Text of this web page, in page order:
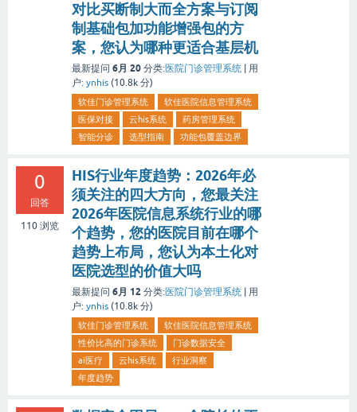
对比买断制大而全方案与订阅
制基础包加功能增强包的方
案，您认为哪种更适合基层机
最新提问 6月 20 分类:医院门诊管理系统
用
户: ynhis (10.8k 分)
软佳门诊管理系统
软佳医院信息管理系统
医保对接
云his系统
药房管理系统
智能分诊
选型指南 功能包覆盖边界
0
回答
110 浏览
HIS行业年度趋势：2026年必
须关注的四大方向，您最关注
2026年医院信息系统行业的哪
个趋势，您的医院目前在哪个
趋势上布局，您认为本土化对
医院选型的价值大吗
最新提问 6月 12 分类:医院门诊管理系统
用
户: ynhis (10.8k 分)
软佳门诊管理系统
软佳医院信息管理系统
性价比高的门诊系统
门诊数据安全
ai医疗
云his系统
行业洞察
年度趋势